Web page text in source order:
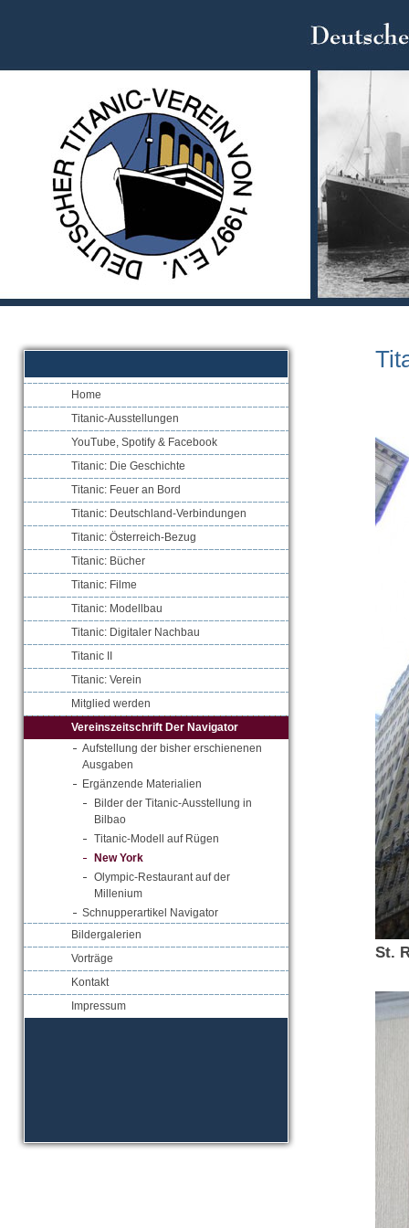
Home
Titanic-Ausstellungen
YouTube, Spotify & Facebook
Titanic: Die Geschichte
Titanic: Feuer an Bord
Titanic: Deutschland-Verbindungen
Titanic: Österreich-Bezug
Titanic: Bücher
Titanic: Filme
Titanic: Modellbau
Titanic: Digitaler Nachbau
Titanic II
Titanic: Verein
Mitglied werden
Vereinszeitschrift Der Navigator
Aufstellung der bisher erschienenen
Ausgaben
Ergänzende Materialien
Bilder der Titanic-Ausstellung in
Bilbao
Titanic-Modell auf Rügen
New York
Olympic-Restaurant auf der
Millenium
Schnupperartikel Navigator
Bildergalerien
Vorträge
Kontakt
Impressum
St.